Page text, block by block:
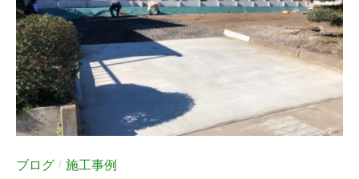
ブログ / 施工事例